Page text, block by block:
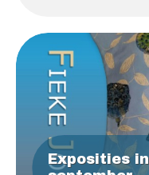
Exposities